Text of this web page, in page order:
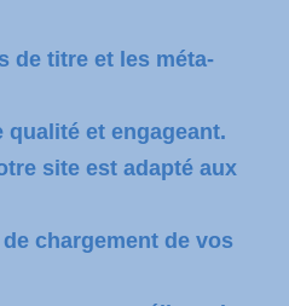
de titre et les méta-
qualité et engageant.
site est adapté aux
chargement de vos